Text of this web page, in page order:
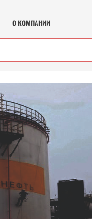
О КОМПАНИИ